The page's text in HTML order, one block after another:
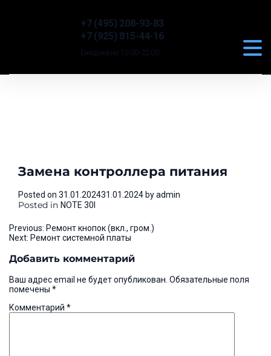
+7 (495) 208-93-83
+7 (925) 815-44-16
Ежедневно 10:00-22:00
Замена контроллера питания
Posted on 31.01.202431.01.2024 byadmin
Posted in NOTE 30I
Навигация
по
записям
Previous: Ремонт кнопок (вкл., гром.)
Next: Ремонт системной платы
Добавить комментарий
Ваш адрес email не будет опубликован. Обязательные поля
помечены *
Комментарий *